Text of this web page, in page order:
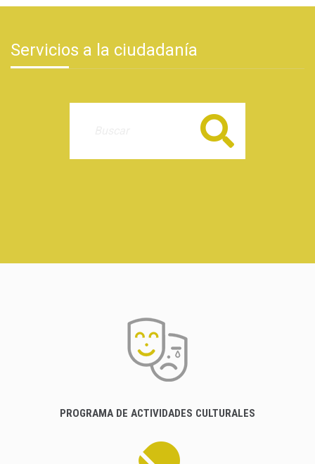
Servicios a la ciudadanía
Buscar
PROGRAMA DE ACTIVIDADES CULTURALES